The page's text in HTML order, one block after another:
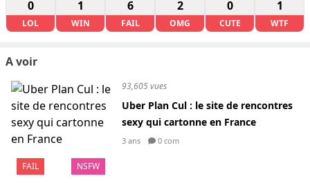
0
LOL
1
WIN
6
FAIL
2
OMG
0
CUTE
1
WTF
A voir
FAIL NSFW
93,605 vues
Uber Plan Cul : le site de rencontres
sexy qui cartonne en France
3 ans 0 com